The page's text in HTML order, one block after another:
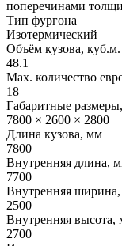
поперечинами
Тип фургона
Изотермический
Объём кузова, куб.м.
48.1
Max. количество
18
Габаритные
7800 × 2600 × 2800
Длина кузова, мм
7800
Внутренняя длина,
7700
Внутренняя
2500
Внутренняя высота,
2700